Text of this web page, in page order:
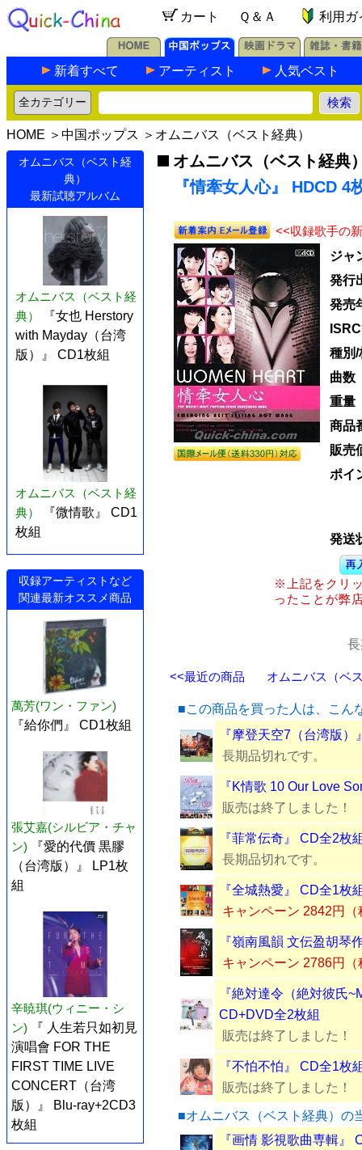
カート Ｑ＆Ａ 利用ガ
新着すべて アーティスト 人気ベスト
HOME ＞ 中国ポップス ＞ オムニバス（ベスト経典）
オムニバス（ベスト経
典）
最新試聴アルバム
オムニバス（ベスト経
典）
『女也 Herstory
with Mayday（台湾
版）』 CD1枚組
オムニバス（ベスト経
典）
『微情歌』 CD1
枚組
収録アーティストなど
関連最新オススメ商品
萬芳(ワン・ファン)
『給你們』 CD1枚組
張艾嘉(シルビア・チャ
ン)
『愛的代價 黒膠
（台湾版）』 LP1枚
組
辛暁琪(ウィニー・シ
ン)
『 人生若只如初見
演唱會 FOR THE
FIRST TIME LIVE
CONCERT（台湾
版）』 Blu-ray+2CD3
枚組
オムニバス（ベスト経典
『情牽女人心』 HDCD 4
<<収録歌手の
ジャ
発行
発売
種別/
曲数
重量
商品
販売
ポイ
発送
※上記をクリ
ったことが弊
<<最近の商品 オムニバス（ベ
■この商品を買った人は、こん
『摩登天空7（台湾版
長期品切れです。
『K情歌 10 Our Love
販売は終了しました！
『菲常伝奇』 CD全2枚
長期品切れです。
『全城熱愛』 CD全1枚
キャンペーン 2842円（
『嶺南風韻 文伝盈胡琴
キャンペーン 2786円（
『絶対達令（絶対彼氏
CD+DVD全2枚組
販売は終了しました！
『不怕不怕』 CD全1枚
販売は終了しました！
■オムニバス（ベスト経典）の
『画情 影視歌曲専輯』